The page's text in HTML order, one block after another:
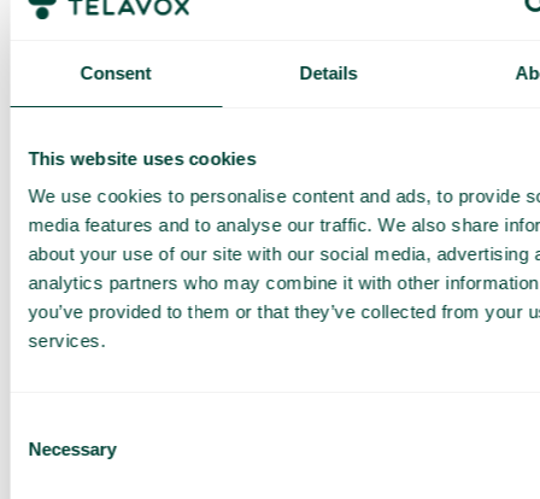
Consent Details
This website uses cookies
We use cookies to personalise content and ads, to provide
media features and to analyse our traffic. We also share
about your use of our site with our social media, advertising
analytics partners who may combine it with other
you’ve provided to them or that they’ve collected from your
services.
Selection
Necessary
Få en
skräddarsydd
offert
Genomgång av våra
tjänster
Offert anpassad för ditt
företag
Utforska
användningsområden för
ditt team